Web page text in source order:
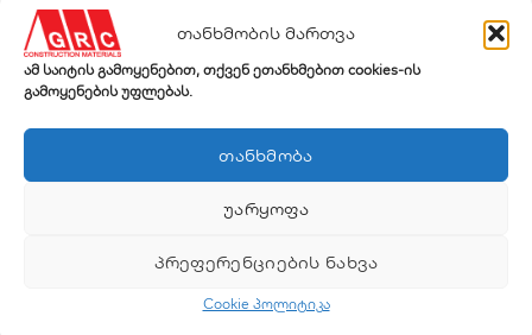
თანხმობის მართვა
ამ საიტის გამოყენებით, თქვენ ეთანხმებით cookies-ის
გამოყენების უფლებას.
ᲗᲐᲜᲮᲛᲝᲑᲐ
ᲣᲐᲠᲧᲝᲤᲐ
ᲞᲠᲔᲤᲔᲠᲔᲜᲪᲘᲔᲑᲘᲡ ᲜᲐᲮᲕᲐ
Cookie პოლიტიკა
გაჭიმვის
მაქსიმალური
ძალა
მმ
ნაკლები
არ უნდა იყოს
ნაკლები
პროდუქტის მახასიათებლები: